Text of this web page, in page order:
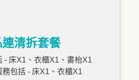
連清拆套餐
- 床X1、衣櫃X1、書枱X1
務包括 - 床X1、衣櫃X1